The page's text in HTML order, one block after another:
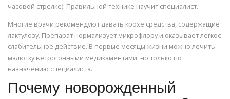
часовой стрелке). Правильной технике научит специалист.
Многие врачи рекомендуют давать крохе средства, содержащие
лактулозу. Препарат нормализует микрофлору и оказывает легкое
слабительное действие. В первые месяцы жизни можно лечить
малютку ветрогонными медикаментами, но только по
назначению специалиста.
Почему новорожденный